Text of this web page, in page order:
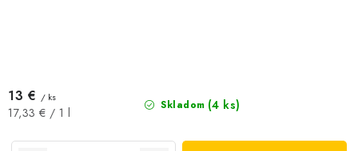
Skladom (4 ks)
13 € / ks
Jednotková
17,33 € / 1 l